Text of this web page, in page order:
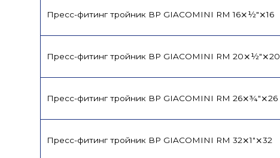
Пресс-фитинг тройник ВР GIACOMINI RM 16⨯½"⨯16
Пресс-фитинг тройник ВР GIACOMINI RM 20⨯½"⨯20
Пресс-фитинг тройник ВР GIACOMINI RM 26⨯¾"⨯26
Пресс-фитинг тройник ВР GIACOMINI RM 32⨯1"⨯32